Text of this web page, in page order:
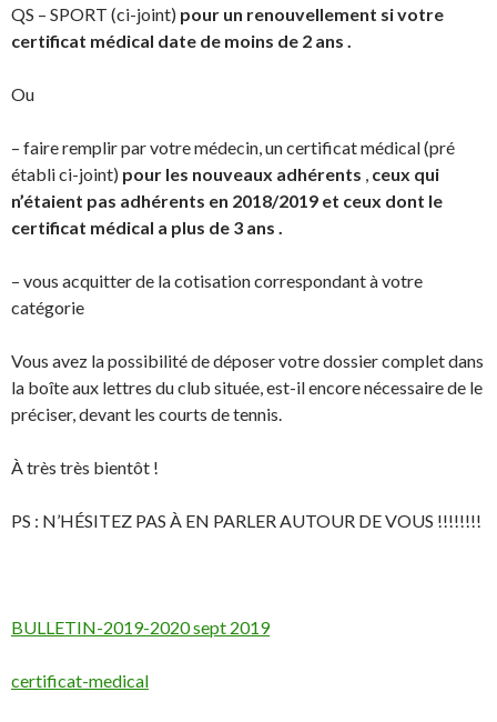
QS – SPORT (ci-joint) pour un renouvellement si votre
certificat médical date de moins de 2 ans .
Ou
– faire remplir par votre médecin, un certificat médical(pré
établi ci-joint) pour les nouveaux adhérents , ceux qui
n’étaient pas adhérents en 2018/2019 et ceux dont le
certificat médical a plus de 3 ans .
– vous acquitterde la cotisation correspondant à votre
catégorie
Vous avez la possibilité de déposer votre dossier complet dans
la boîte aux lettres du club située, est-il encore nécessaire de le
préciser, devant les courts de tennis.
À très très bientôt !
PS : N’HÉSITEZ PAS À EN PARLER AUTOUR DE VOUS !!!!!!!!
BULLETIN-2019-2020 sept 2019
certificat-medical